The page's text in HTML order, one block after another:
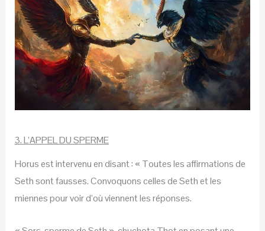
3. L’APPEL DU SPERME
Horus est intervenu en disant : « Toutes les affirmations de
Seth sont fausses. Convoquons celles de Seth et les
miennes pour voir d’où viennent les réponses.